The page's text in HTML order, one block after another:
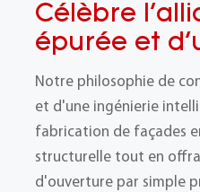
Célèbre
épurée et
Notre philosophie de
et d'une ingénierie
fabrication de façades
structurelle tout en
d'ouverture par simple